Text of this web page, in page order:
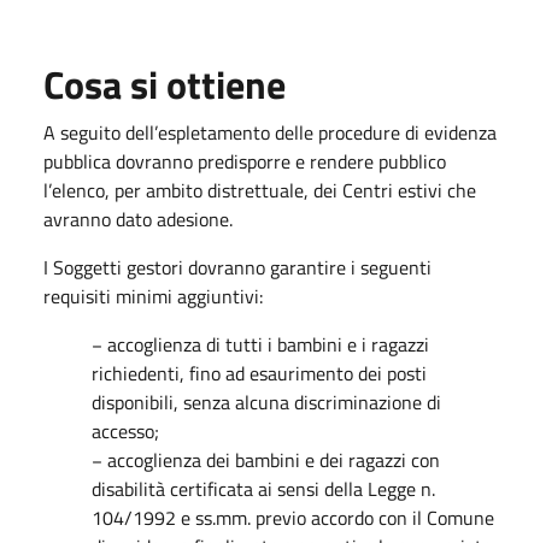
Cosa si ottiene
A seguito dell’espletamento delle procedure di evidenza
pubblica dovranno predisporre e rendere pubblico
l’elenco, per ambito distrettuale, dei Centri estivi che
avranno dato adesione.
I Soggetti gestori dovranno garantire i seguenti
requisiti minimi aggiuntivi:
− accoglienza di tutti i bambini e i ragazzi
richiedenti, fino ad esaurimento dei posti
disponibili, senza alcuna discriminazione di
accesso;
− accoglienza dei bambini e dei ragazzi con
disabilità certificata ai sensi della Legge n.
104/1992 e ss.mm. previo accordo con il Comune